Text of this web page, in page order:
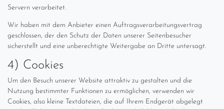
Servern verarbeitet.
Wir haben mit dem Anbieter einen Auftragsverarbeitungsvertrag
geschlossen, der den Schutz der Daten unserer Seitenbesucher
sicherstellt und eine unberechtigte Weitergabe an Dritte untersagt.
4) Cookies
Um den Besuch unserer Website attraktiv zu gestalten und die
Nutzung bestimmter Funktionen zu ermöglichen, verwenden wir
Cookies, also kleine Textdateien, die auf Ihrem Endgerät abgelegt